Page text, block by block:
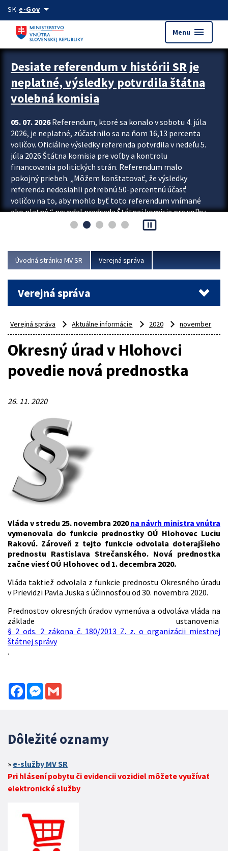
Preskocit na hlavný obsah
SK e-Govarrow_drop_down
Menu menu
Zastavit automatický posun upútavok
Desiate referendum v histórii SR je
neplatné, výsledky potvrdila štátna
volebná komisia
05. 07. 2026Referendum, ktoré sa konalo v sobotu 4. júla
2026, je neplatné, zúčastnilo sa na ňom 16,13 percenta
voličov. Oficiálne výsledky referenda potvrdila v nedeľu 5.
júla 2026 Štátna komisia pre voľby a kontrolu
financovania politických strán. Referendum malo
pokojný priebeh. „Môžem konštatovať, že výsledky
referenda nedosiahli potrebnú 50-percentnú účasť
voličov na to, aby mohlo byť toto referendum vnímané
ako platné,“ povedal predseda Štátnej komisie pre voľby
a kontrolu financovania politických...
pause_presentation
Úvodná stránka MV SR Verejná správa
Verejná správa
Verejná správa Aktuálne informácie 2020 november
Okresný úrad v Hlohovci
povedie nová prednostka
26. 11. 2020
Vláda v stredu 25. novembra 2020na návrh ministra vnútra
vymenovala do funkcie prednostky OÚ Hlohovec Luciu
Rakovú. Zároveň z tejto funkcie odvolala doterajšieho
prednostu Rastislava Strečanského. Nová prednostka
začne viesť OÚ Hlohovec od 1. decembra 2020.
Vláda taktiež odvolala z funkcie prednostu Okresného úradu
v Prievidzi Pavla Juska s účinnosťou od 30. novembra 2020.
Prednostov okresných úradov vymenúva a odvoláva vláda na
základe ustanovenia
§ 2 ods. 2 zákona č. 180/2013 Z. z. o organizácii miestnej
štátnej správy
.
FacebookMessenger
Dôležité oznamy
e-služby MV SR
Pri hlásení pobytu či evidencii vozidiel môžete využívať
elektronické služby